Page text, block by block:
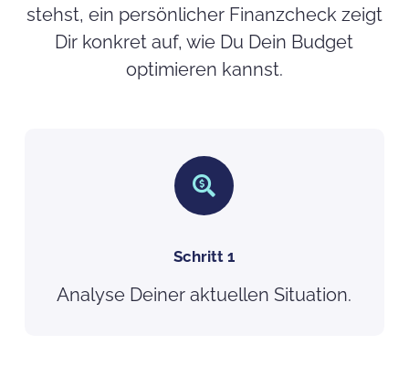
stehst, ein persönlicher Finanzcheck zeigt
Dir konkret auf, wie Du Dein Budget
optimieren kannst.
Schritt 1
Analyse Deiner aktuellen Situation.